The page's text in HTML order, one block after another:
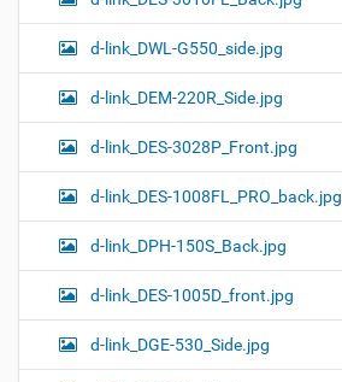
d-link_DWL-G550_side.jpg
d-link_DEM-220R_Side.jpg
d-link_DES-3028P_Front.jpg
d-link_DES-1008FL_PRO_back.jpg
d-link_DPH-150S_Back.jpg
d-link_DES-1005D_front.jpg
d-link_DGE-530_Side.jpg